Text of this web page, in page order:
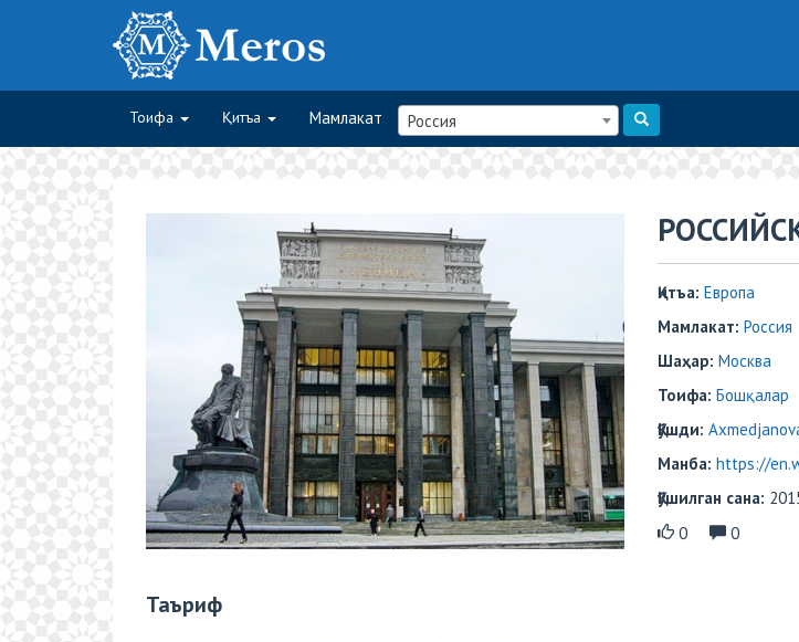
Тоифа Қитъа Мамлакат Россия
Қитъа: Европа
Мамлакат: Россия
Шаҳар: Mосква
Тоифа: Бошқалар
Қўшди:
Манба: https://
Қўшилган сана:
0
0
Таъриф